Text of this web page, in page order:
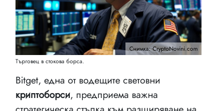
Снимка: CryptoNovini.com
Търговец в стокова борса.
Bitget, една от водещите световни
криптоборси, предприема важна